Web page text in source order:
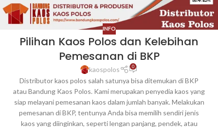
INFO
Pilihan Kaos Polos dan Kelebihan
Pemesanan di BKP
kaospolos 0
Distributor kaos polos salah satunya bisa ditemukan di BKP
atau Bandung Kaos Polos. Kami merupakan penyedia kaos yang
siap melayani pemesanan kaos dalam jumlah banyak. Melakukan
pemesanan di BKP, tentunya Anda bisa memilih sendiri jenis
kaos yang diinginkan, seperti lengan panjang, pendek, atau